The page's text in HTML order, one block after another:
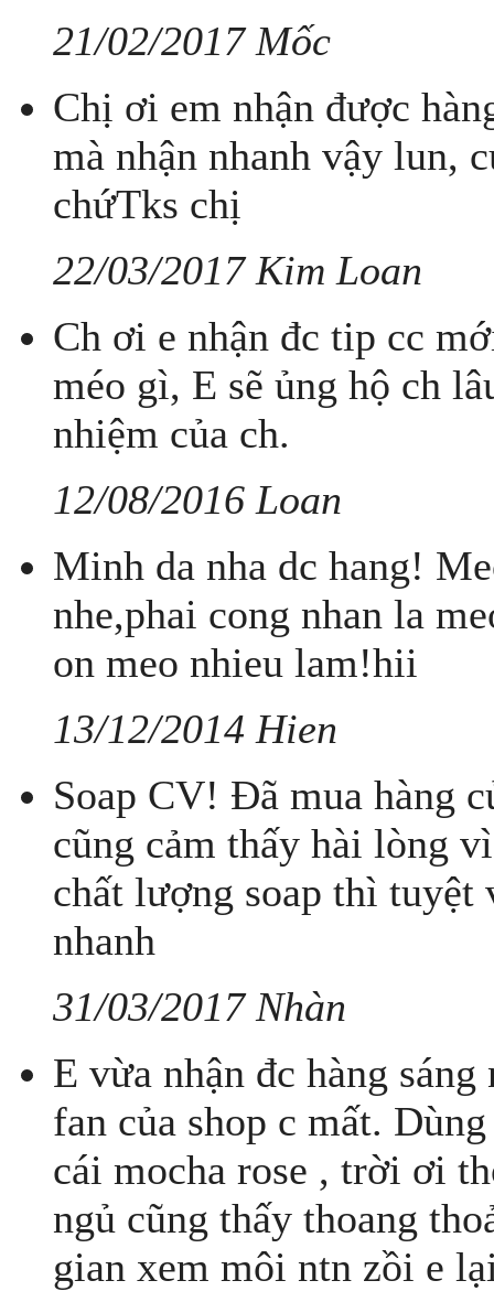
21/02/2017 Mốc
Chị ơi em nhận được
mà nhận nhanh vậy lun,
chứTks chị
22/03/2017 Kim Loan
Ch ơi e nhận đc tip cc
méo gì, E sẽ ủng hộ ch
nhiệm của ch.
12/08/2016 Loan
Minh da nha dc hang!
nhe,phai cong nhan la
on meo nhieu lam!hii
13/12/2014 Hien
Soap CV! Đã mua hàng
cũng cảm thấy hài lòng
chất lượng soap thì tuyệt
nhanh
31/03/2017 Nhàn
E vừa nhận đc hàng
fan của shop c mất.
cái mocha rose , trời ơi
ngủ cũng thấy thoang
gian xem môi ntn zồi e